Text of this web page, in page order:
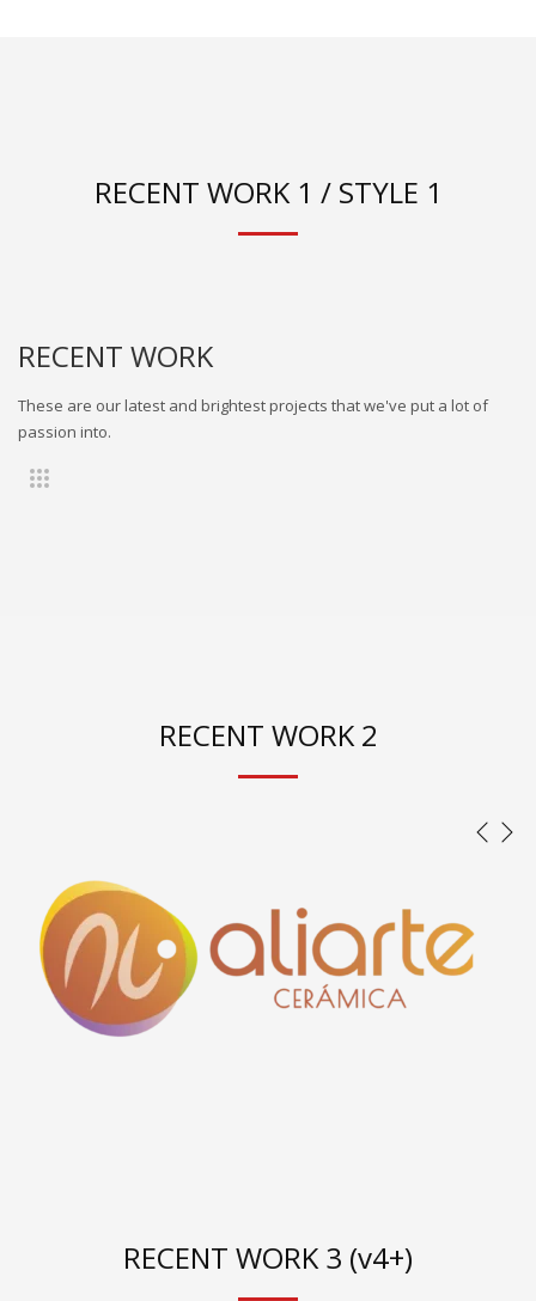
RECENT WORK 1 / STYLE 1
RECENT WORK
These are our latest and brightest projects that we've put a lot of
passion into.
RECENT WORK 2
RECENT WORK 3 (v4+)